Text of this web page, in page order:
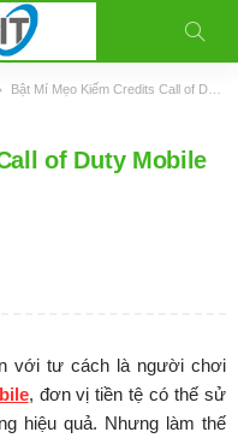
Bật Mí Mẹo Kiếm Credits Call of Duty Mobile Miễn Phí, Bạn Có Biết?
of Duty Mobile
với tư cách là người chơi
, đơn vị tiền tệ có thế sử
hiệu quả. Nhưng làm thế